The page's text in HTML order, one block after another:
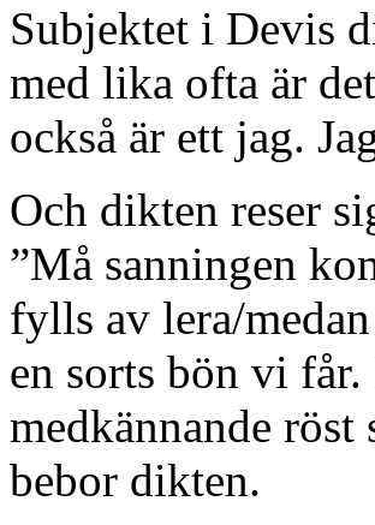
Subjektet i Devis
med lika ofta är
också är ett jag.
Och dikten reser
”Må sanningen
fylls av lera/
en sorts bön vi
medkännande röst
bebor dikten.